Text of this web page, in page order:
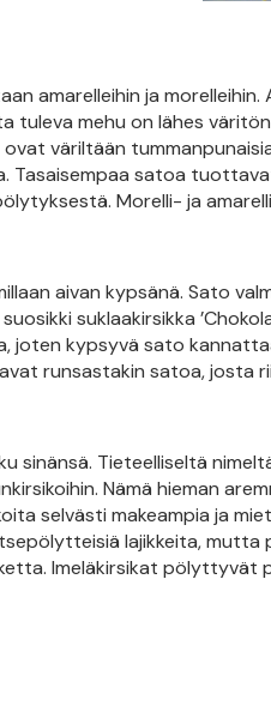
amarelleihin ja
tuleva mehu on lähes
väriltään
Tasaisempaa satoa
Morelli- ja
aivan kypsänä. Sato
suklaakirsikka
joten kypsyvä sato
runsastakin satoa, josta
sinänsä. Tieteelliseltä
Nämä hieman
selvästi makeampia ja
lajikkeita,
Imeläkirsikat pölyttyvät